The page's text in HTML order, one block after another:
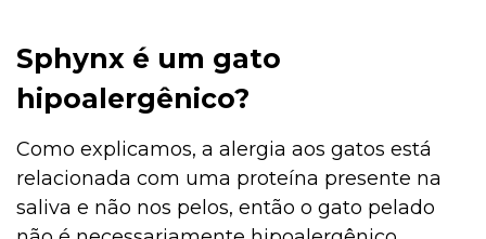
Sphynx é um gato
hipoalergênico?
Como explicamos, a alergia aos gatos está
relacionada com uma proteína presente na
saliva e não nos pelos, então o gato pelado